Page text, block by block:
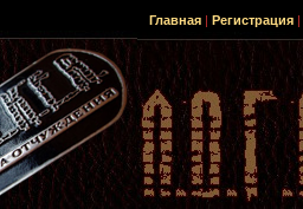
Главная | Регистрация |